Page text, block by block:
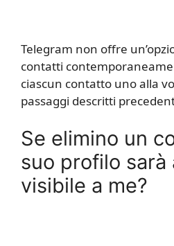
Telegram non offre
contatti
ciascun contatto uno alla
passaggi descritti
Se elimino un
suo profilo sarà
visibile a me?